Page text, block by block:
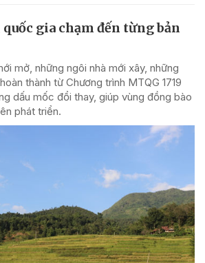
gia chạm đến từng bản
mở, những ngôi nhà mới xây, những
thành từ Chương trình MTQG 1719
dấu mốc đổi thay, giúp vùng đồng bào
phát triển.